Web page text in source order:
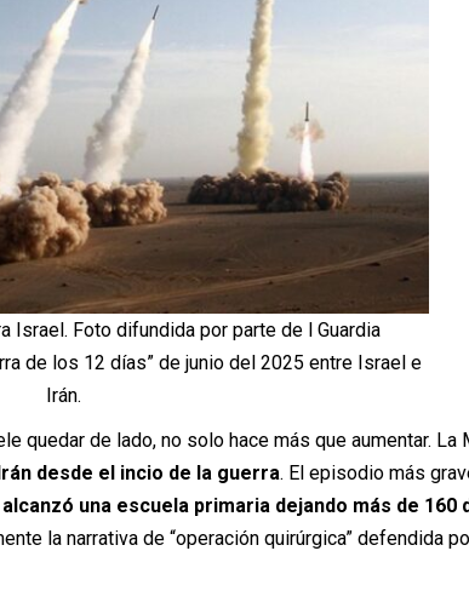
Israel. Foto difundida por parte de l Guardia
de los 12 días” de junio del 2025 entre Israel e
Irán.
quedar de lado, no solo hace más que aumentar. La
desde el incio de la guerra. El episodio más
una escuela primaria dejando más de 160
la narrativa de “operación quirúrgica” defendida